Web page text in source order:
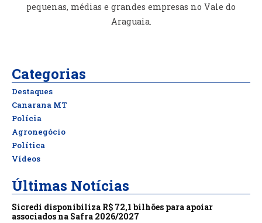
pequenas, médias e grandes empresas no Vale do
Araguaia.
Categorias
Destaques
Canarana MT
Polícia
Agronegócio
Política
Vídeos
Últimas Notícias
Sicredi disponibiliza R$ 72,1 bilhões para apoiar
associados na Safra 2026/2027